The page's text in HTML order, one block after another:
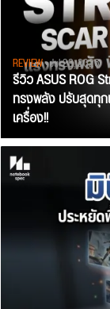
REVIEW• Jul 28, 2026
รีวิว ASUS ROG
ทรงพลัง ปรับสุดทุก
เครื่อง!!